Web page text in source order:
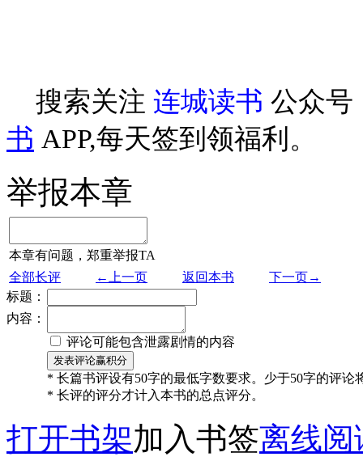
搜索关注 连城读书 公众号
书 APP,每天签到领福利。
举报本章
本章有问题，郑重举报TA
全部长评
←上一页 返回本书
下一页→
标题：
内容：
评论可能包含泄露剧情的内容
* 长篇书评设有50字的最低字数要求。少于50字的评论
* 长评的评分才计入本书的总点评分。
打开书架加入书签离线阅